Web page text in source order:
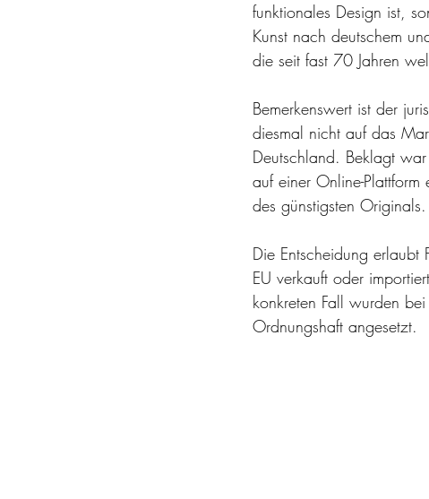
funktionales Design ist,
Kunst nach deutschem
die seit fast 70 Jahren
Bemerkenswert ist der
diesmal nicht auf das
Deutschland. Beklagt
auf einer Online-
des günstigsten Originals.
Die Entscheidung erlaubt
EU verkauft oder
konkreten Fall wurden
Ordnungshaft angesetzt.